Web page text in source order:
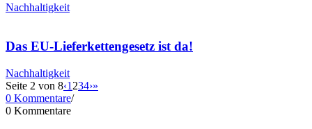
Nachhaltigkeit
Das EU-Lieferkettengesetz ist da!
Nachhaltigkeit
Seite 2 von 8‹1 234›»
0 Kommentare/
0 Kommentare